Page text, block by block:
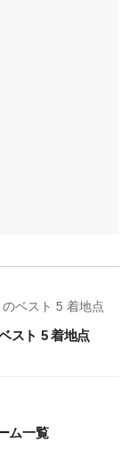
スト 5 着地点
ム一覧